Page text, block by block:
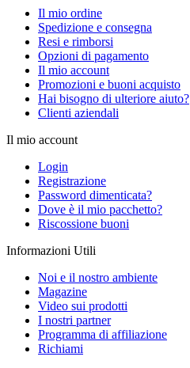
Il mio ordine
Spedizione e consegna
Resi e rimborsi
Opzioni di pagamento
Il mio account
Promozioni e buoni acquisto
Hai bisogno di ulteriore aiuto?
Clienti aziendali
Il mio account
Login
Registrazione
Password dimenticata?
Dove è il mio pacchetto?
Riscossione buoni
Informazioni Utili
Noi e il nostro ambiente
Magazine
Video sui prodotti
I nostri partner
Programma di affiliazione
Richiami